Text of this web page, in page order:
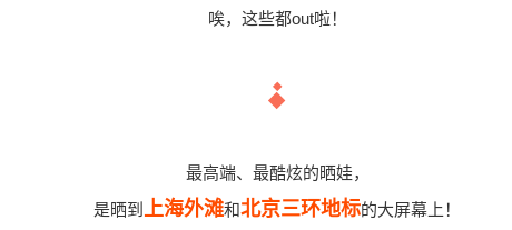
唉，这些都out啦！
最高端、最酷炫的晒娃，
是晒到
上海外滩和北京三环地标的大屏幕上！